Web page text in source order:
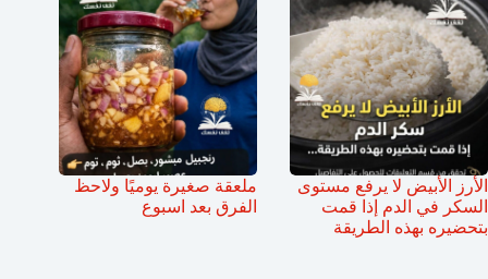
الأرز الأبيض لا يرفع مستوى
السكر في الدم إذا قمت
بتحضيره بهذه الطريقة
ملعقة صغيرة يوميًا ولاحظ
الفرق بعد اسبوع